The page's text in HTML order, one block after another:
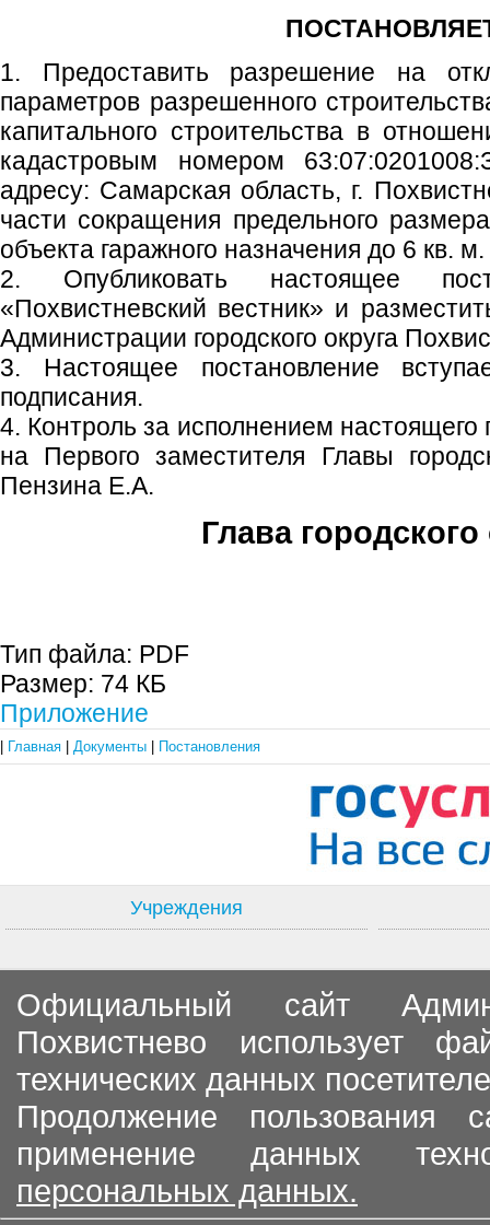
1. Предоставить разрешение на
параметров разрешенного
капитального строительства в
кадастровым номером
адресу: Самарская область, г.
части сокращения предельного
объекта гаражного назначения до 6 кв. м.
2. Опубликовать настоящее
«Похвистневский вестник» и
Администрации городского округа
3. Настоящее постановление
подписания.
4. Контроль за исполнением настоящего
на Первого заместителя Главы
Пензина Е.А.
Глава городского
Тип файла: PDF
Размер: 74 КБ
Приложение
Главная Документы Постановления
Учреждения
Официальный сайт
Похвистнево использует
технических данных
Продолжение пользования
применение данных
персональных данных.